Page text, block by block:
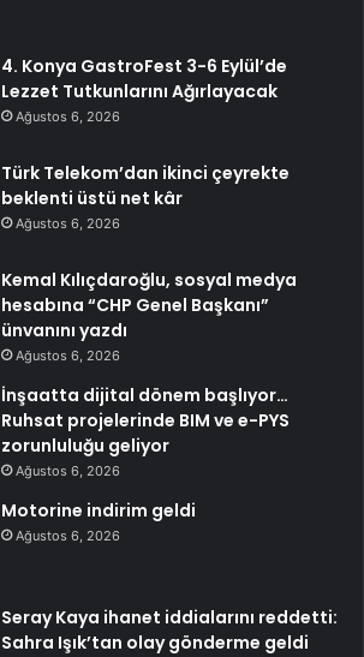
4. Konya GastroFest 3-6 Eylül’de
Lezzet Tutkunlarını Ağırlayacak
Ağustos 6, 2026
Türk Telekom’dan ikinci çeyrekte
beklenti üstü net kâr
Ağustos 6, 2026
Kemal Kılıçdaroğlu, sosyal medya
hesabına “CHP Genel Başkanı”
ünvanını yazdı
Ağustos 6, 2026
İnşaatta dijital dönem başlıyor…
Ruhsat projelerinde BIM ve e-PYS
zorunluluğu geliyor
Ağustos 6, 2026
Motorine indirim geldi
Ağustos 6, 2026
Seray Kaya ihanet iddialarını reddetti:
Sahra Işık’tan olay gönderme geldi